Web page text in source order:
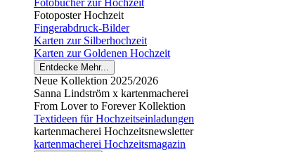
Fotobücher zur Hochzeit
Fotoposter Hochzeit
Fingerabdruck-Bilder
Karten zur Silberhochzeit
Karten zur Goldenen Hochzeit
Entdecke Mehr...
Neue Kollektion 2025/2026
Sanna Lindström x kartenmacherei
From Lover to Forever Kollektion
Textideen für Hochzeitseinladungen
kartenmacherei Hochzeitsnewsletter
kartenmacherei Hochzeitsmagazin